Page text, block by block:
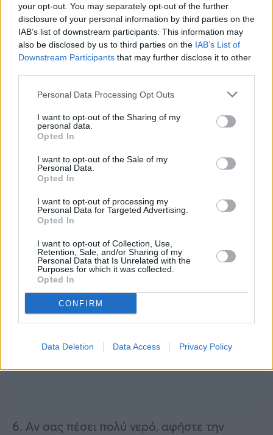
your opt-out. You may separately opt-out of the further
disclosure of your personal information by third parties on the
IAB’s list of downstream participants. This information may
also be disclosed by us to third parties on the IAB’s List of
Downstream Participants that may further disclose it to other
Personal Data Processing Opt Outs
I want to opt-out of the Sharing of my
personal data.
Opted In
I want to opt-out of the Sale of my
Personal Data.
Opted In
I want to opt-out of processing my
Personal Data for Targeted Advertising.
Opted In
I want to opt-out of Collection, Use,
Retention, Sale, and/or Sharing of my
Personal Data that Is Unrelated with the
Purposes for which it was collected.
Opted In
CONFIRM
Data Deletion Data Access Privacy Policy
θα χαθεί η αποτελεσματικότητά του.
6. Αν σας πέσει πολύ νερό, αφήστε την